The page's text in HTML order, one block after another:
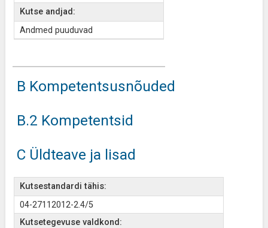
Kutse andjad:
Andmed puuduvad
B Kompetentsusnõuded
B.2 Kompetentsid
C Üldteave ja lisad
Kutsestandardi tähis:
04-27112012-2.4/5
Kutsetegevuse valdkond: